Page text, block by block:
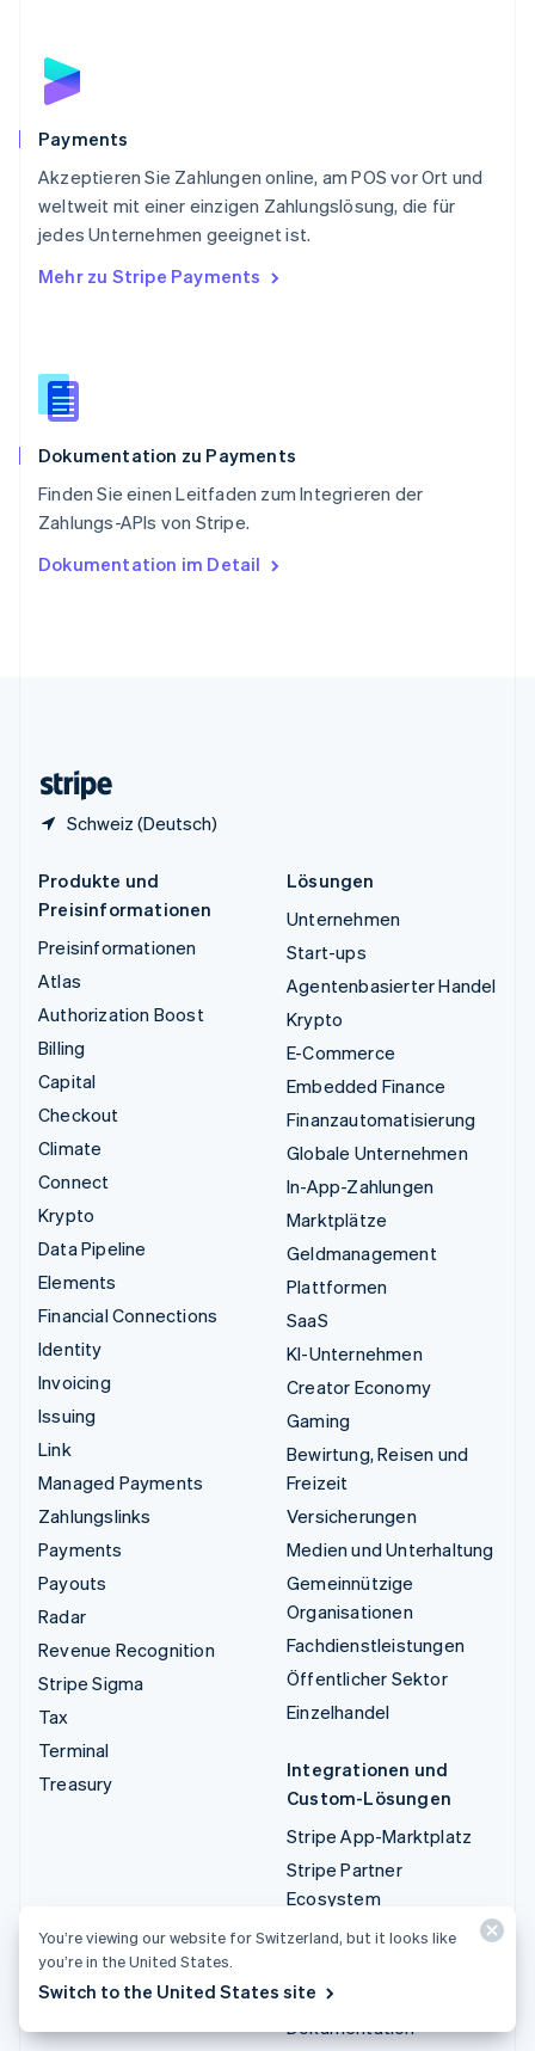
Payments
Akzeptieren Sie Zahlungen online, am POS vor Ort und
weltweit mit einer einzigen Zahlungslösung, die für
jedes Unternehmen geeignet ist.
Mehr zu Stripe Payments
Dokumentation zu Payments
Finden Sie einen Leitfaden zum Integrieren der
Zahlungs-APIs von Stripe.
Dokumentation im Detail
Schweiz (Deutsch)
Schweden
Schweiz
Singapur
English简体中文
Slowakei
Slowenien
English
Spanien
Thailand
Tschechische Republik
English
English
Produkte und
Preisinformationen
Preisinformationen
Atlas
Authorization Boost
Billing
Capital
Checkout
Climate
Connect
Krypto
Data Pipeline
Elements
Financial Connections
Identity
Invoicing
Issuing
Link
Managed Payments
Zahlungslinks
Payments
Payouts
Radar
Revenue Recognition
Stripe Sigma
Tax
Terminal
Treasury
Lösungen
Unternehmen
Start-ups
Agentenbasierter Handel
Krypto
E-Commerce
Embedded Finance
Finanzautomatisierung
Globale Unternehmen
In-App-Zahlungen
Marktplätze
Geldmanagement
Plattformen
SaaS
KI-Unternehmen
Creator Economy
Gaming
Bewirtung, Reisen und
Freizeit
Versicherungen
Medien und Unterhaltung
Gemeinnützige
Organisationen
Fachdienstleistungen
Öffentlicher Sektor
Einzelhandel
Integrationen und
Custom-Lösungen
Stripe App-Marktplatz
Stripe Partner
Ecosystem
Fachdienstleistungen
Entwickler/innen
Dokumentation
You’re viewing our website for Switzerland, but it looks like
you’re in the United States.
Switch to the United States site